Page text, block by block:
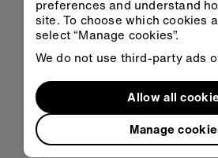
et 6 et les ajouter ensemble.
Essayez les deux méthodes
fréquence à laquelle chaque
Cela fait-il une différence?
certains nombres
que d’autres?
preferences and understand
site. To choose which cookies
select “Manage cookies”.
We do not use third-party ads
Manage
Allow all